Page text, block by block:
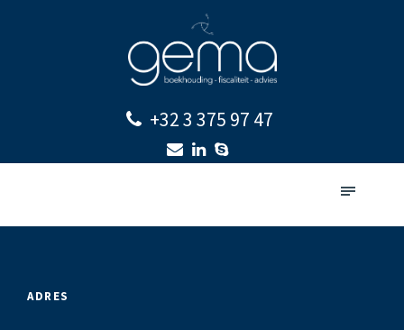
+32 3 375 97 47
ADRES